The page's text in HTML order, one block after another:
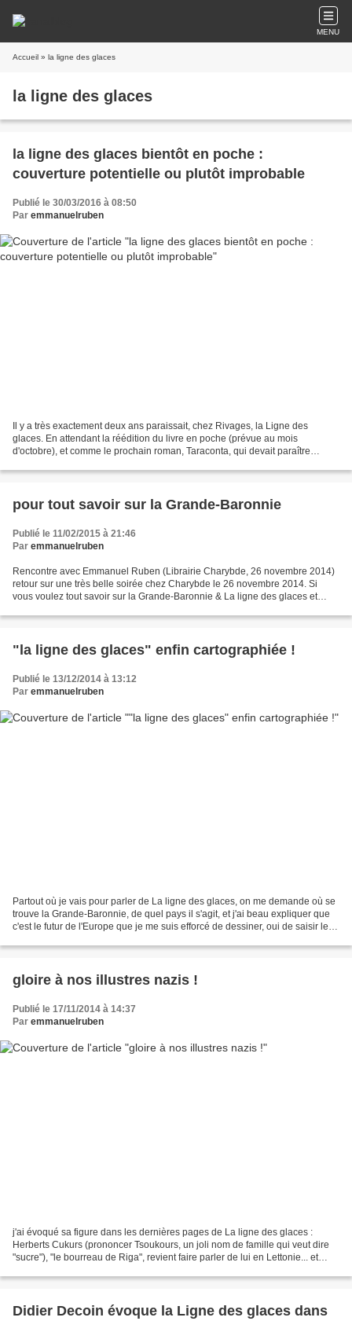
MENU
Accueil » la ligne des glaces
la ligne des glaces
la ligne des glaces bientôt en poche :
couverture potentielle ou plutôt improbable
Publié le 30/03/2016 à 08:50
Par emmanuelruben
Il y a très exactement deux ans paraissait, chez Rivages, la Ligne des
glaces. En attendant la réédition du livre en poche (prévue au mois
d'octobre), et comme le prochain roman, Taraconta, qui devait paraître
pour tout savoir sur la Grande-Baronnie
Publié le 11/02/2015 à 21:46
Par emmanuelruben
Rencontre avec Emmanuel Ruben (Librairie Charybde, 26 novembre 2014)
retour sur une très belle soirée chez Charybde le 26 novembre 2014. Si
vous voulez tout savoir sur la Grande-Baronnie & La ligne des glaces et
"la ligne des glaces" enfin cartographiée !
Publié le 13/12/2014 à 13:12
Par emmanuelruben
Partout où je vais pour parler de La ligne des glaces, on me demande où se
trouve la Grande-Baronnie, de quel pays il s'agit, et j'ai beau expliquer que
c'est le futur de l'Europe que je me suis efforcé de dessiner, oui de saisir le
gloire à nos illustres nazis !
Publié le 17/11/2014 à 14:37
Par emmanuelruben
j'ai évoqué sa figure dans les dernières pages de La ligne des glaces :
Herberts Cukurs (prononcer Tsoukours, un joli nom de famille qui veut dire
"sucre"), "le bourreau de Riga", revient faire parler de lui en Lettonie... et
Didier Decoin évoque la Ligne des glaces dans